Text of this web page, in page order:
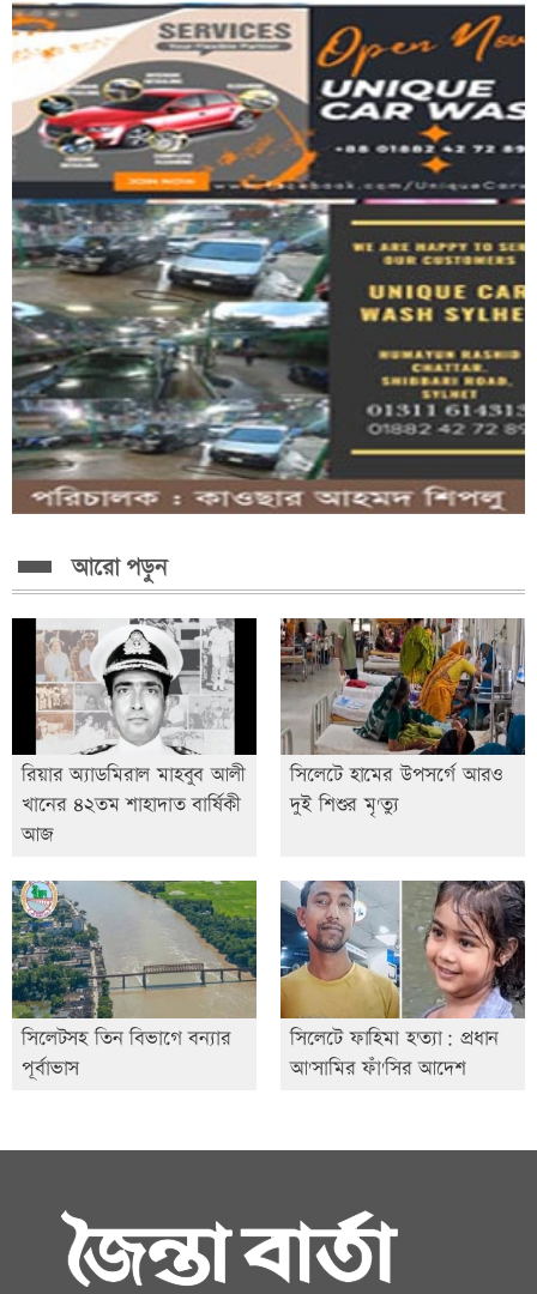
ছাতকে জামায়াতের গণমি/ছিল
গোয়াইনঘাটে ১ লাখ ৭০ হাজার টাকার ভারতীয় এসকাফ...
অ/সুস্থ ব্যবসায়ী নেতা দিলওয়ার হোসেনকে দেখতে...
আরো পড়ুন
রিয়ার অ্যাডমিরাল মাহবুব আলী
খানের ৪২তম শাহাদাত বার্ষিকী
আজ
সিলেটে হামের উপসর্গে আরও
দুই শিশুর মৃ'ত্যু
সিলেটসহ তিন বিভাগে বন্যার
পূর্বাভাস
সিলেটে ফাহিমা হ'ত্যা: প্রধান
আ'সামির ফাঁ'সির আদেশ